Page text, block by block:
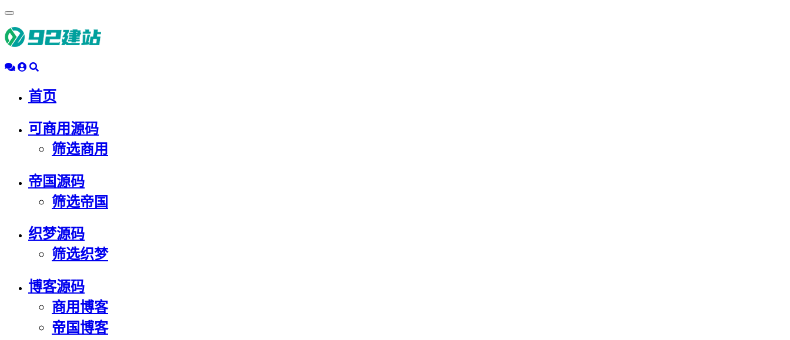
动
导
首页
可商用源码
筛选商用
帝国源码
筛选帝国
织梦源码
筛选织梦
博客源码
商用博客
帝国博客